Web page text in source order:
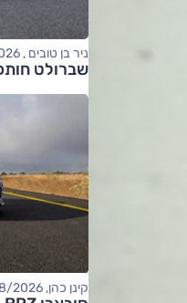
ניר בן טובים , 05/08/2026
שברולט חותכת 130 אלף שקל
קינן כהן, 05/08/2026